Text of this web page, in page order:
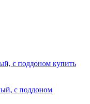
с поддоном